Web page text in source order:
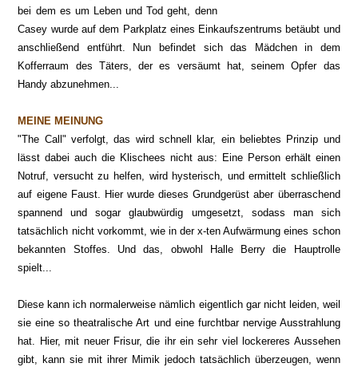
bei dem es um Leben und Tod geht, denn
Casey wurde auf dem Parkplatz eines Einkaufszentrums betäubt und
anschließend entführt. Nun befindet sich das Mädchen in dem
Kofferraum des Täters, der es versäumt hat, seinem Opfer das
Handy abzunehmen...
MEINE MEINUNG
"The Call" verfolgt, das wird schnell klar, ein beliebtes Prinzip und
lässt dabei auch die Klischees nicht aus: Eine Person erhält einen
Notruf, versucht zu helfen, wird hysterisch, und ermittelt schließlich
auf eigene Faust. Hier wurde dieses Grundgerüst aber überraschend
spannend und sogar glaubwürdig umgesetzt, sodass man sich
tatsächlich nicht vorkommt, wie in der x-ten Aufwärmung eines schon
bekannten Stoffes. Und das, obwohl Halle Berry die Hauptrolle
spielt...
Diese kann ich normalerweise nämlich eigentlich gar nicht leiden, weil
sie eine so theatralische Art und eine furchtbar nervige Ausstrahlung
hat. Hier, mit neuer Frisur, die ihr ein sehr viel lockereres Aussehen
gibt, kann sie mit ihrer Mimik jedoch tatsächlich überzeugen, wenn